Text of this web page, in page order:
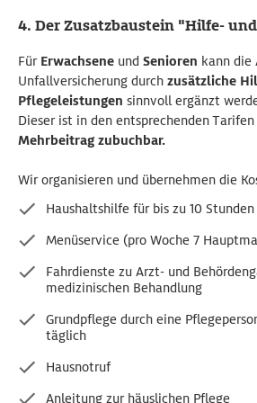
4. Der Zusatzbaustein "Hilfe-
Für Erwachsene und Senioren kann die
Unfallversicherung durch zusätzliche
Pflegeleistungen sinnvoll ergänzt
Dieser ist in den entsprechenden Tarifen
Mehrbeitrag zubuchbar.
Wir organisieren und übernehmen die
Haushaltshilfe für bis zu 10
Menüservice (pro Woche 7
Fahrdienste zu Arzt- und
medizinischen Behandlung
Grundpflege durch eine
täglich
Hausnotruf
Anleitung zur häuslichen Pflege